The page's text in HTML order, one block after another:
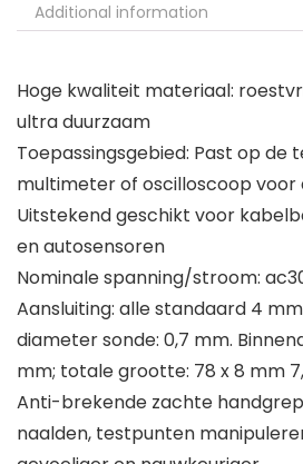
Additional information
Hoge kwaliteit materiaal:
ultra duurzaam
Toepassingsgebied: Past op de
multimeter of oscilloscoop voor
Uitstekend geschikt voor
en autosensoren
Nominale spanning/stroom:
Aansluiting: alle standaard 4
diameter sonde: 0,7 mm.
mm; totale grootte: 78 x 8 mm
Anti-brekende zachte
naalden, testpunten